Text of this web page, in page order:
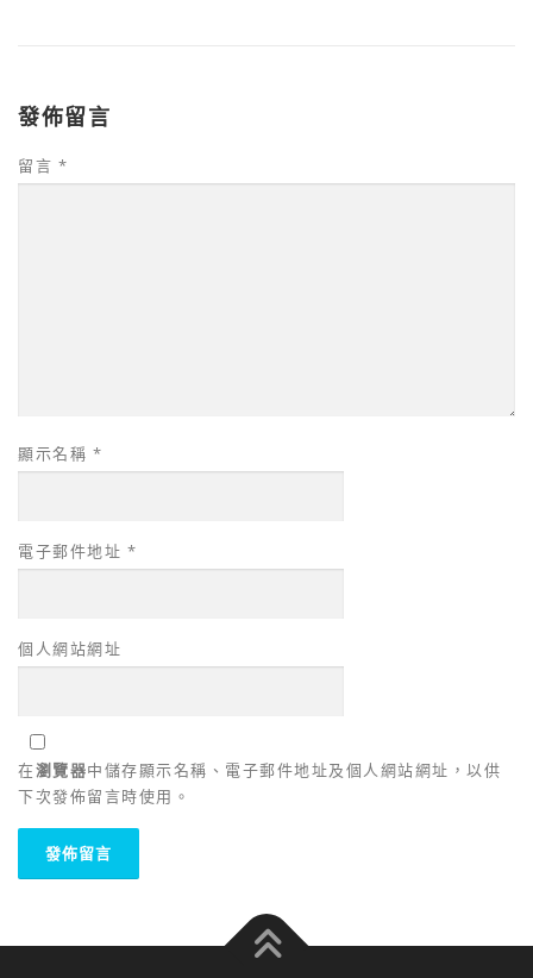
發佈留言
留言 *
顯示名稱 *
電子郵件地址 *
個人網站網址
在瀏覽器中儲存顯示名稱、電子郵件地址及個人網站網址，以供
下次發佈留言時使用。